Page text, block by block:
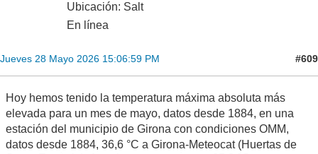
Ubicación: Salt
En línea
Jueves 28 Mayo 2026 15:06:59 PM #609
Hoy hemos tenido la temperatura máxima absoluta más
elevada para un mes de mayo, datos desde 1884, en una
estación del municipio de Girona con condiciones OMM,
datos desde 1884, 36,6 °C a Girona-Meteocat (Huertas de